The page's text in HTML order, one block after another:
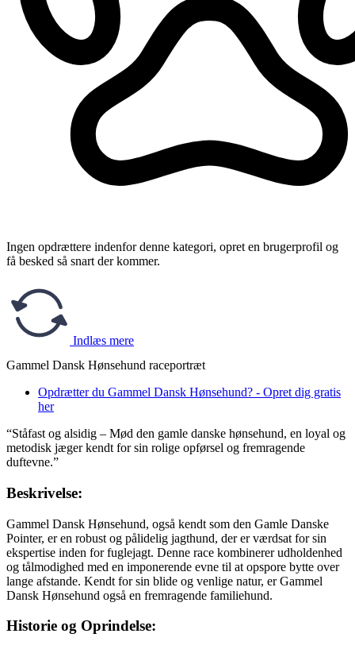
Ingen opdrættere indenfor denne kategori, opret en brugerprofil og
få besked så snart der kommer.
Indlæs mere
Gammel Dansk Hønsehund raceportræt
Opdrætter du Gammel Dansk Hønsehund? - Opret dig gratis
her
“Ståfast og alsidig – Mød den gamle danske hønsehund, en loyal og
metodisk jæger kendt for sin rolige opførsel og fremragende
duftevne.”
Beskrivelse:
Gammel Dansk Hønsehund, også kendt som den Gamle Danske
Pointer, er en robust og pålidelig jagthund, der er værdsat for sin
ekspertise inden for fuglejagt. Denne race kombinerer udholdenhed
og tålmodighed med en imponerende evne til at opspore bytte over
lange afstande. Kendt for sin blide og venlige natur, er Gammel
Dansk Hønsehund også en fremragende familiehund.
Historie og Oprindelse: